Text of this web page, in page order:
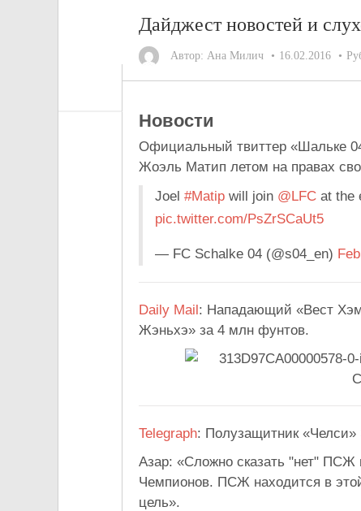
Дайджест новостей и
Автор: Ана Милич 16.02.2016
Новости
Официальный твиттер «Шальке
Жоэль Матип летом на правах
Joel #Matip will join @LFC at the
pic.twitter.com/PsZrSCaUt5
— FC Schalke 04 (@s04_en)
Daily Mail: Нападающий «Вест
Жэньхэ» за 4 млн фунтов.
Telegraph: Полузащитник
Азар: «Сложно сказать "нет" ПСЖ
Чемпионов. ПСЖ находится в
цель».